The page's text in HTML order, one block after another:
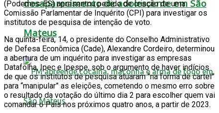
desaparecimento de adolescente em São
Mateus
(Podemos-ES) apresentou pedido de criação de uma
Comissão Parlamentar de Inquérito (CPI) para investigar os
institutos de pesquisa de intenção de voto.
Na quinta-feira, 14, o presidente do Conselho Administrativo
de Defesa Econômica (Cade), Alexandre Cordeiro, determinou
a abertura de um inquérito para investigar as empresas
Datafolha, Ipec e Ipespe, sob o argumento de haver indícios
de que os institutos de pesquisa atuaram “na forma de cartel”
para “manipular” as eleições, cometendo o mesmo erro sobre
o resultado da votação do último dia 2 para escolher quem vai
comandar o País nos próximos quatro anos, a partir de 2023.